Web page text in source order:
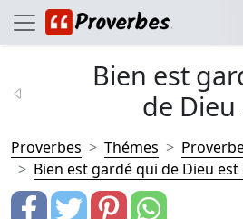
Bien est
de Dieu
Proverbes Thémes
Bien est gardé qui de Dieu est